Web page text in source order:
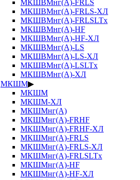
МКШВМнг(А)-FRLS
МКШВМнг(А)-FRLS-ХЛ
МКШВМнг(А)-FRLSLTx
МКШВМнг(А)-HF
МКШВМнг(А)-HF-ХЛ
МКШВМнг(А)-LS
МКШВМнг(А)-LS-ХЛ
МКШВМнг(А)-LSLTx
МКШВМнг(А)-ХЛ
МКШМ▶
МКШМ
МКШМ-ХЛ
МКШМнг(А)
МКШМнг(А)-FRHF
МКШМнг(А)-FRHF-ХЛ
МКШМнг(А)-FRLS
МКШМнг(А)-FRLS-ХЛ
МКШМнг(А)-FRLSLTx
МКШМнг(А)-HF
МКШМнг(А)-HF-ХЛ